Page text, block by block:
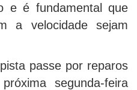
e é fundamental que
a velocidade sejam
passe por reparos
segunda-feira